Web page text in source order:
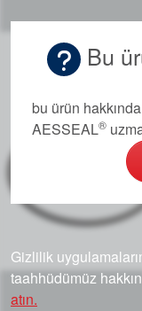
Bu
bu ürün
AESSEAL®
Gizlilik
taahhüdümüz
atın.